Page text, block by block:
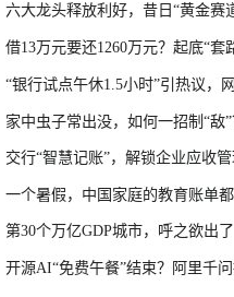
六大龙头释放利好，昔日“黄金赛
借13万元要还1260万元？起底“套
“银行试点午休1.5小时”引热议，
家中虫子常出没，如何一招制“敌”
交行“智慧记账”，解锁企业应收
一个暑假，中国家庭的教育账单都
第30个万亿GDP城市，呼之欲出了
开源AI“免费午餐”结束？阿里千